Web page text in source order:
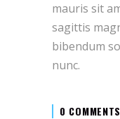
mauris sit
sagittis
bibendum
nunc.
0 COMMENTS